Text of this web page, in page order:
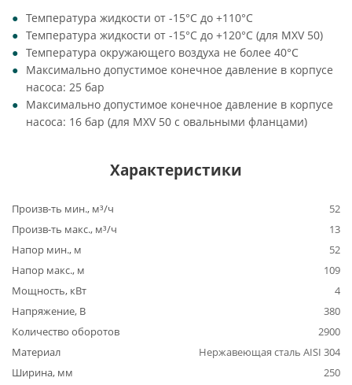
Температура жидкости от -15°C до +110°C
Температура жидкости от -15°C до +120°C (для MXV 50)
Температура окружающего воздуха не более 40°C
Максимально допустимое конечное давление в корпусе
насоса: 25 бар
Максимально допустимое конечное давление в корпусе
насоса: 16 бар (для MXV 50 с овальными фланцами)
Характеристики
Произв-ть мин., м³/ч
52
Произв-ть макс., м³/ч
13
Напор мин., м
52
Напор макс., м
109
Мощность, кВт
4
Напряжение, В
380
Количество оборотов
2900
Материал
Нержавеющая сталь AISI 304
Ширина, мм
250